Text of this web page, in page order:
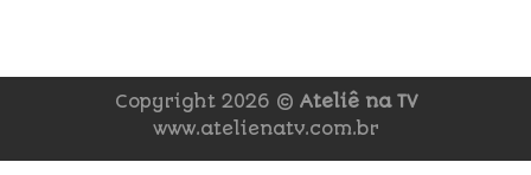
Copyright 2026 © Ateliê na TV
www.atelienatv.com.br